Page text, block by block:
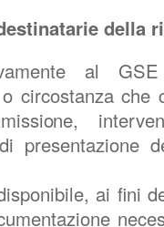
della
al
circostanza che
presentazione
ai fini